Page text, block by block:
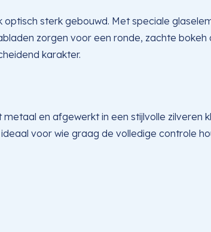
sterk gebouwd. Met speciale
zorgen voor een ronde, zachte
karakter.
en afgewerkt in een stijlvolle zilveren
voor wie graag de volledige controle